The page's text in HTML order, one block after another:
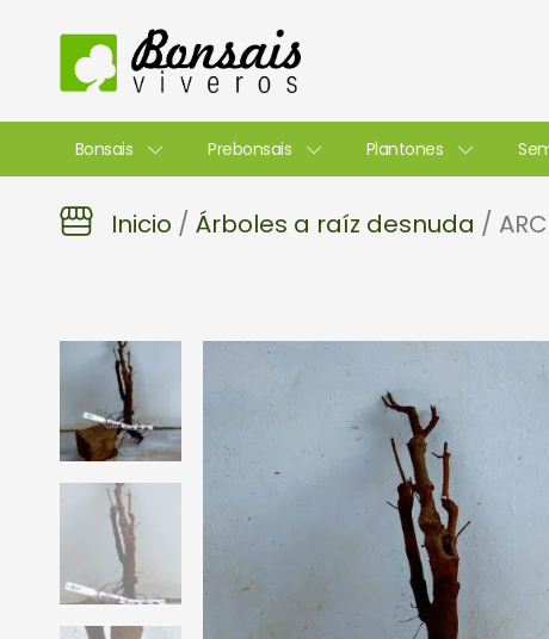
contenido
Bonsais Prebonsais Plantones
Inicio / Árboles a raíz desnuda /